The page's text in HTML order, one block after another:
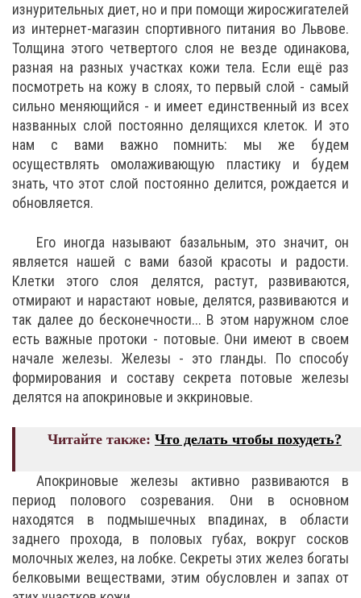
изнурительных диет, но и при помощи жиросжигателей
из интернет-магазин спортивного питания во Львове.
Толщина этого четвертого слоя не везде одинакова,
разная на разных участках кожи тела. Если ещё раз
посмотреть на кожу в слоях, то первый слой - самый
сильно меняющийся - и имеет единственный из всех
названных слой постоянно делящихся клеток. И это
нам с вами важно помнить: мы же будем
осуществлять омолаживающую пластику и будем
знать, что этот слой постоянно делится, рождается и
обновляется.
Его иногда называют базальным, это значит, он
является нашей с вами базой красоты и радости.
Клетки этого слоя делятся, растут, развиваются,
отмирают и нарастают новые, делятся, развиваются и
так далее до бесконечности... В этом наружном слое
есть важные протоки - потовые. Они имеют в своем
начале железы. Железы - это гланды. По способу
формирования и составу секрета потовые железы
делятся на апокриновые и эккриновые.
Читайте также: Что делать чтобы похудеть?
Апокриновые железы активно развиваются в
период полового созревания. Они в основном
находятся в подмышечных впадинах, в области
заднего прохода, в половых губах, вокруг сосков
молочных желез, на лобке. Секреты этих желез богаты
белковыми веществами, этим обусловлен и запах от